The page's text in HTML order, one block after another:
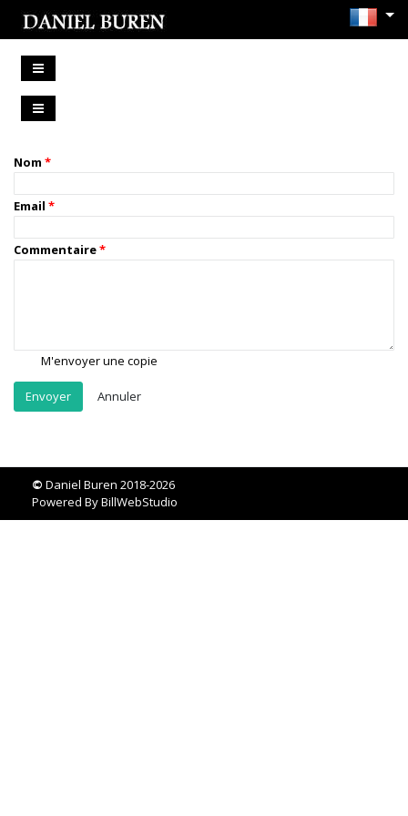
Nom
Email
Commentaire
M'envoyer une copie
Annuler
© Daniel Buren 2018-2026
Powered ByBillWebStudio